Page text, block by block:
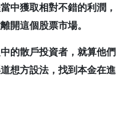
中獲取相對不錯的利潤，
開這個股票市場。
的散戶投資者，就算他們
想方設法，找到本金在進